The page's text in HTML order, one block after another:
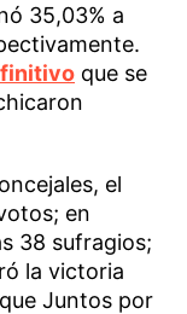
35,03% a
que se
el
en
38 sufragios;
la victoria
Juntos por